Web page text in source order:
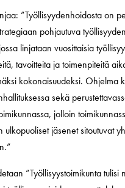
”Työllisyydenhoidosta on
pohjautuva
linjataan vuosittaisia
tavoitteita ja toimenpiteitä
kokonaisuudeksi. Ohjelma
sekä
jolloin
ulkopuoliset jäsenet sitoutuvat
”Työllisyystoimikunta tulisi